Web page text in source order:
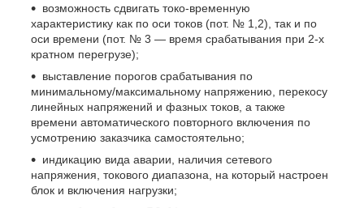
возможность сдвигать токо-временную
характеристику как по оси токов (пот. № 1,2), так и по
оси времени (пот. № 3 — время срабатывания при 2-х
кратном перегрузе);
выставление порогов срабатывания по
минимальному/максимальному напряжению, перекосу
линейных напряжений и фазных токов, а также
времени автоматического повторного включения по
усмотрению заказчика самостоятельно;
индикацию вида аварии, наличия сетевого
напряжения, токового диапазона, на который настроен
блок и включения нагрузки;